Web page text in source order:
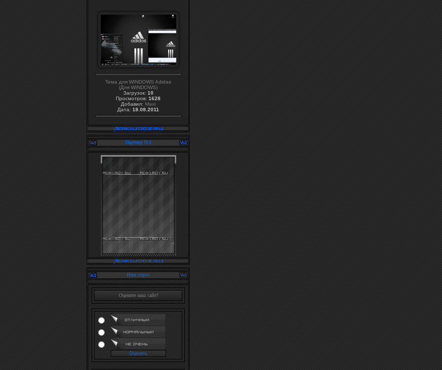
Тема для WINDOWS Adidas
(Для WINDOWS)
Загрузок: 10
Просмотров: 1628
Добавил: Maxi
Дата: 18.08.2011
Партнер №1
Наш опрос
Оцените наш сайт?